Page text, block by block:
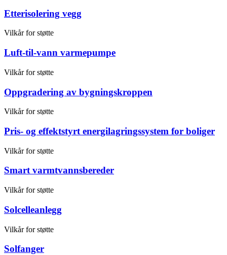
Etterisolering vegg
Vilkår for støtte
Luft-til-vann varmepumpe
Vilkår for støtte
Oppgradering av bygningskroppen
Vilkår for støtte
Pris- og effektstyrt energilagringssystem for boliger
Vilkår for støtte
Smart varmtvannsbereder
Vilkår for støtte
Solcelleanlegg
Vilkår for støtte
Solfanger